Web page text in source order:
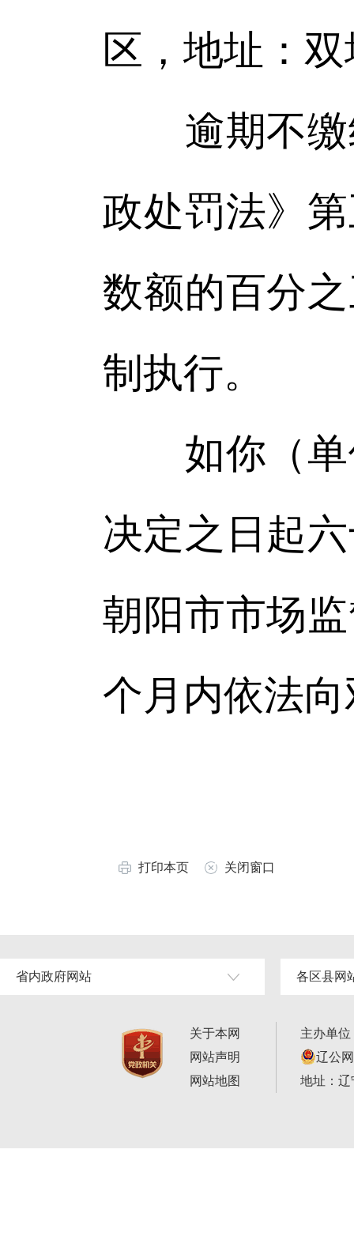
区，地址：
逾期不缴
政处罚法》
数额的百分
制执行。
如你（单
决定之日起
朝阳市市场
个月内依法
打印本页 关闭窗口
省内政府网站 各区县网
关于本网
网站声明
网站地图
主办单
辽公
地址：辽